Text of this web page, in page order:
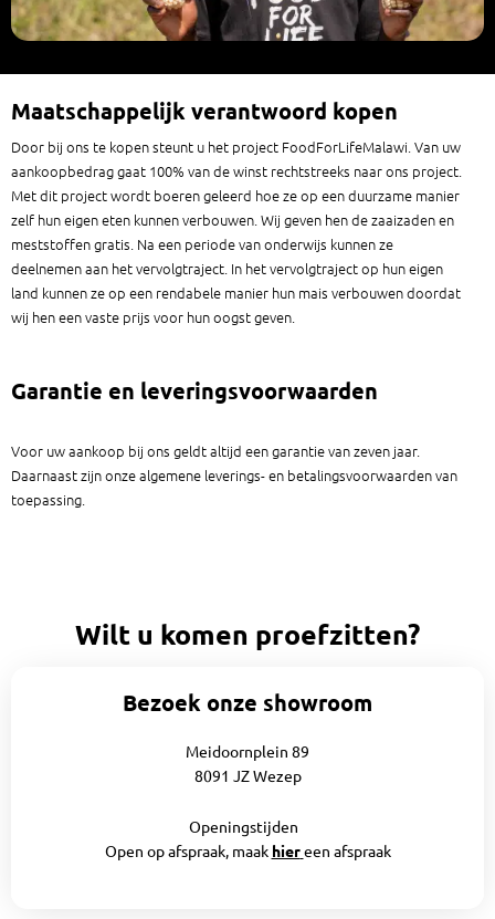
Maatschappelijk verantwoord kopen
Door bij ons te kopen steunt u het project FoodForLifeMalawi. Van uw
aankoopbedrag gaat 100% van de winst rechtstreeks naar ons project.
Met dit project wordt boeren geleerd hoe ze op een duurzame manier
zelf hun eigen eten kunnen verbouwen. Wij geven hen de zaaizaden en
meststoffen gratis. Na een periode van onderwijs kunnen ze
deelnemen aan het vervolgtraject. In het vervolgtraject op hun eigen
land kunnen ze op een rendabele manier hun mais verbouwen doordat
wij hen een vaste prijs voor hun oogst geven.
Garantie en leveringsvoorwaarden
Voor uw aankoop bij ons geldt altijd een garantie van zeven jaar.
Daarnaast zijn onze algemene leverings- en betalingsvoorwaarden van
toepassing.
Wilt u komen proefzitten?
Bezoek onze showroom
Meidoornplein 89
8091 JZ Wezep
Openingstijden
Open op afspraak, maak hiereen afspraak